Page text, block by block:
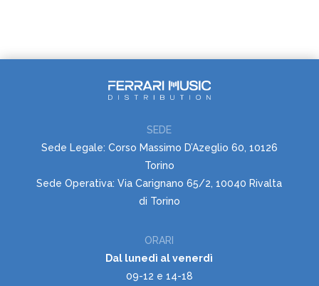
SEDE
Sede Legale: Corso Massimo D’Azeglio 60, 10126
Torino
Sede Operativa: Via Carignano 65/2, 10040 Rivalta
di Torino
ORARI
Dal lunedì al venerdì
09-12 e 14-18